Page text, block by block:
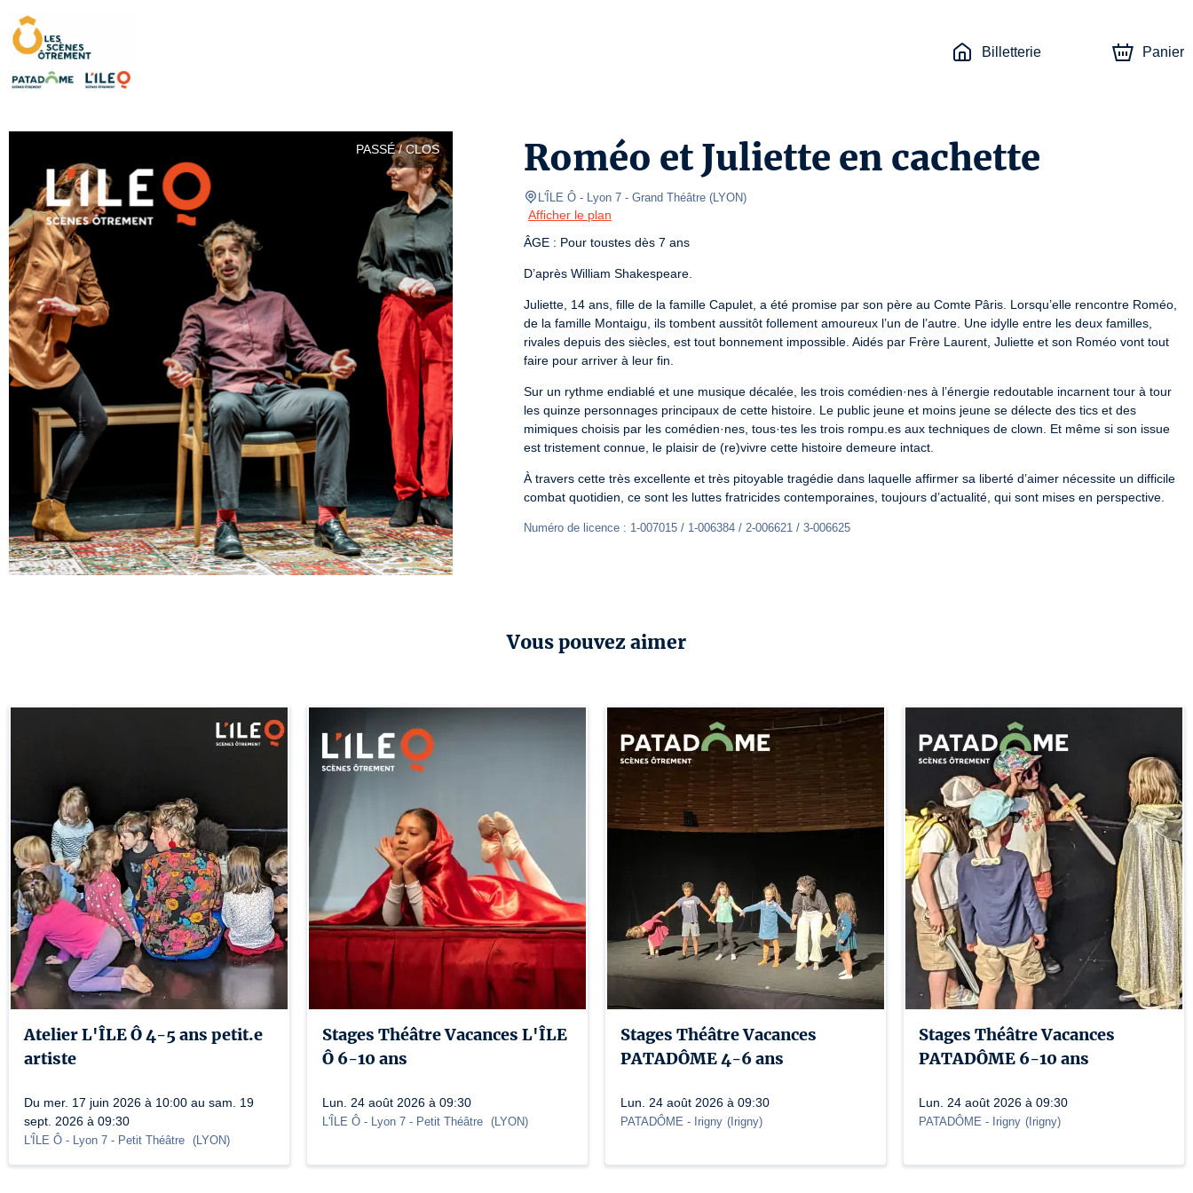
Billetterie Panier
PASSÉ / CLOS Roméo et Juliette en cachette
L'ÎLE Ô - Lyon 7 - Grand Théâtre (LYON)
Afficher le plan
ÂGE : Pour toustes dès 7 ans
D’après William Shakespeare.
Juliette, 14 ans, fille de la famille Capulet, a été promise par son père au Comte Pâris. Lorsqu’elle rencontre Roméo,
de la famille Montaigu, ils tombent aussitôt follement amoureux l’un de l’autre. Une idylle entre les deux familles,
rivales depuis des siècles, est tout bonnement impossible. Aidés par Frère Laurent, Juliette et son Roméo vont tout
faire pour arriver à leur fin.
Sur un rythme endiablé et une musique décalée, les trois comédien·nes à l’énergie redoutable incarnent tour à tour
les quinze personnages principaux de cette histoire. Le public jeune et moins jeune se délecte des tics et des
mimiques choisis par les comédien·nes, tous·tes les trois rompu.es aux techniques de clown. Et même si son issue
est tristement connue, le plaisir de (re)vivre cette histoire demeure intact.
À travers cette très excellente et très pitoyable tragédie dans laquelle affirmer sa liberté d’aimer nécessite un difficile
combat quotidien, ce sont les luttes fratricides contemporaines, toujours d’actualité, qui sont mises en perspective.
Numéro de licence : 1-007015 / 1-006384 / 2-006621 / 3-006625
Vous pouvez aimer
Atelier L'ÎLE Ô 4-5 ans petit.e
artiste
Du mer. 17 juin 2026 à 10:00 au sam. 19
sept. 2026 à 09:30
L'ÎLE Ô - Lyon 7 - Petit Théâtre (LYON)
Stages Théâtre Vacances L'ÎLE
Ô 6-10 ans
Lun. 24 août 2026 à 09:30
L'ÎLE Ô - Lyon 7 - Petit Théâtre (LYON)
Stages Théâtre Vacances
PATADÔME 4-6 ans
Lun. 24 août 2026 à 09:30
PATADÔME - Irigny ( Irigny)
Stages Théâtre Vacances
PATADÔME 6-10 ans
Lun. 24 août 2026 à 09:30
PATADÔME - Irigny ( Irigny)